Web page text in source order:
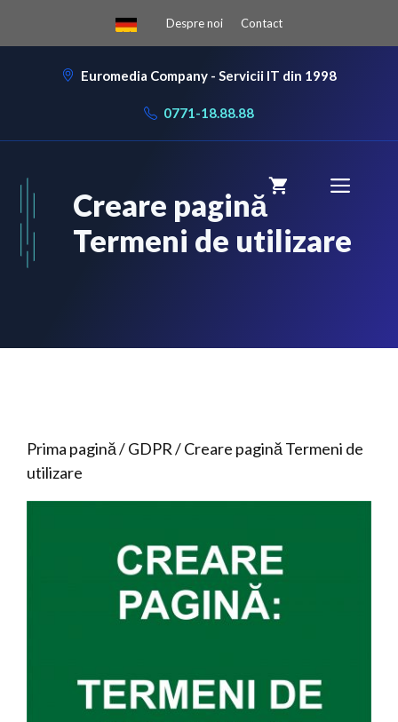
Despre noi Contact
Euromedia Company - Servicii IT din 1998
0771-18.88.88
Creare pagină
Termeni de utilizare
Prima pagină/GDPR/ Creare pagină Termeni de
utilizare